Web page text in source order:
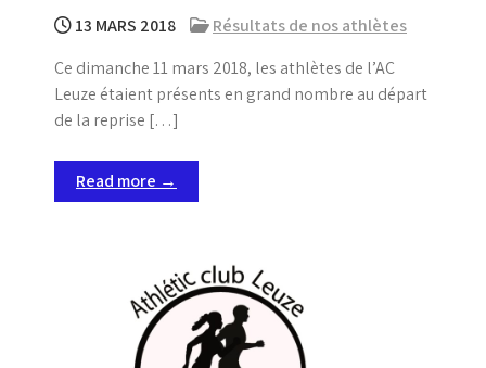
13 MARS 2018
Résultats de nos athlètes
Ce dimanche 11 mars 2018, les athlètes de l’AC
Leuze étaient présents en grand nombre au départ
de la reprise […]
Read more →